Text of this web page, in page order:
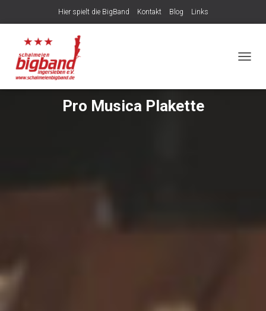
Hier spielt die BigBand Kontakt Blog Links
Pro Musica Plakette